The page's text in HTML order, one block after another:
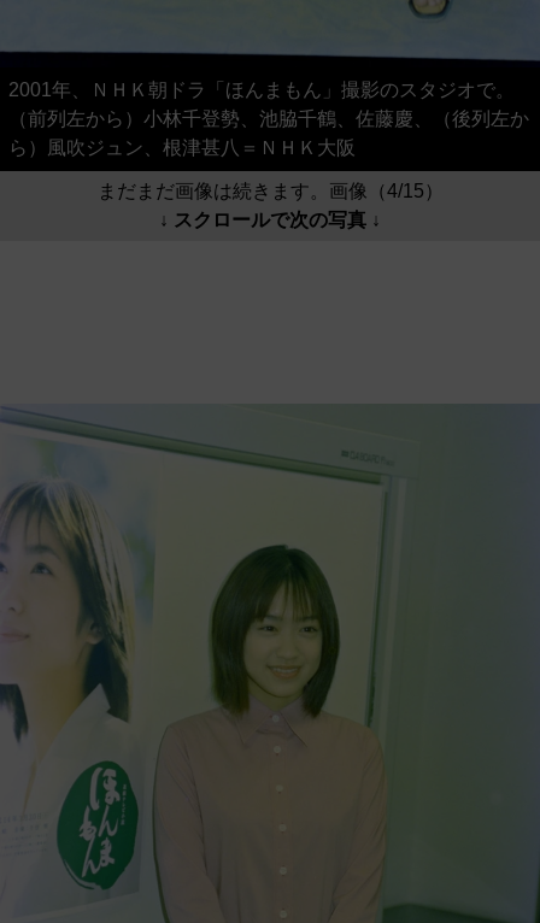
2001年、ＮＨＫ朝ドラ「ほんまもん」撮影のスタジオで。
（前列左から）小林千登勢、池脇千鶴、佐藤慶、（後列左か
ら）風吹ジュン、根津甚八＝ＮＨＫ大阪
まだまだ画像は続きます。画像（4/15）
↓ スクロールで次の写真 ↓